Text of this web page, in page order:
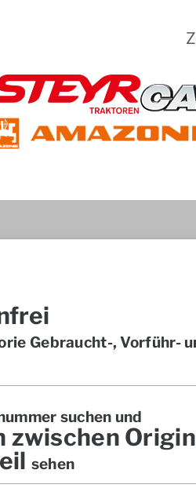
Gebraucht-, Vorführ-
suchen und
zwischen
sehen